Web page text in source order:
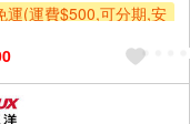
運(運費$500,可分期,安
期以上分期0利率,需付
基本安裝運費)